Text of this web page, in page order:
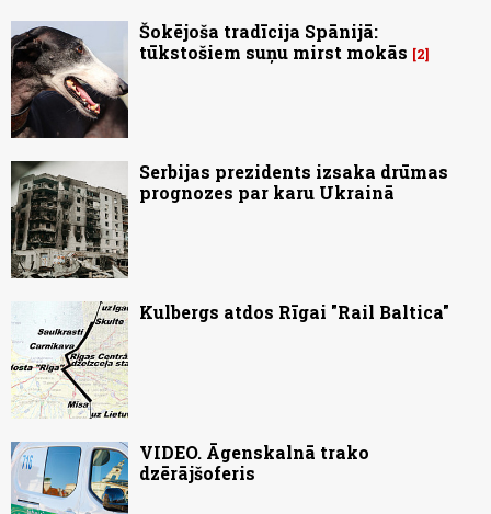
Šokējoša tradīcija Spānijā:
tūkstošiem suņu mirst mokās
2
Serbijas prezidents izsaka drūmas
prognozes par karu Ukrainā
Kulbergs atdos Rīgai "Rail Baltica"
VIDEO. Āgenskalnā trako
dzērājšoferis